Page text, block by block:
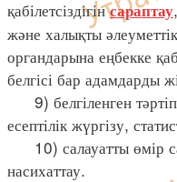
қабілетсіздігінсараптау
және халықты
органдарына еңбекке
белгісі бар адамдарды
9) белгіленген
есептілік жүргізу,
10) салауатты өмір
насихаттау.